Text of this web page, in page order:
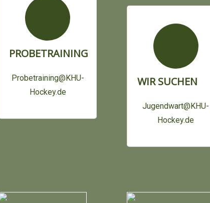
PROBETRAINING
Probetraining@KHU-
Hockey.de
WIR SUCHEN
Jugendwart@KHU-
Hockey.de